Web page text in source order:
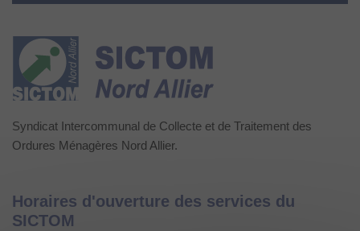
Syndicat Intercommunal de Collecte et de Traitement des
Ordures Ménagères Nord Allier.
Horaires d'ouverture des services du
SICTOM